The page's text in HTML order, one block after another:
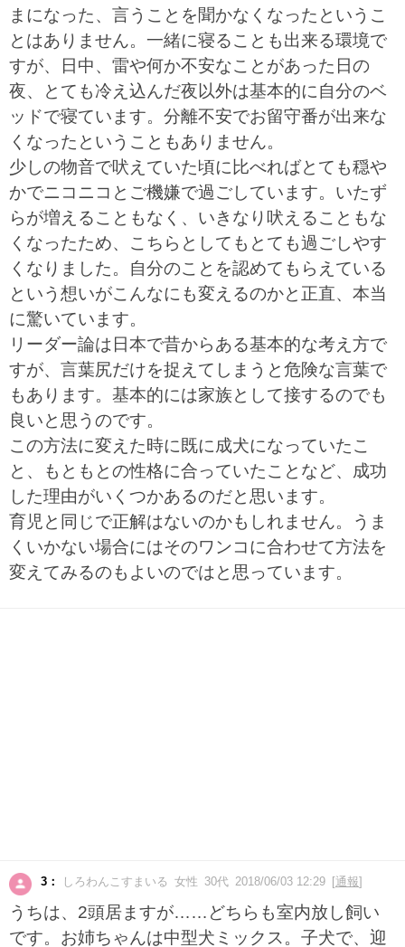
まになった、言うことを聞かなくなったというこ
とはありません。一緒に寝ることも出来る環境で
すが、日中、雷や何か不安なことがあった日の
夜、とても冷え込んだ夜以外は基本的に自分のベ
ッドで寝ています。分離不安でお留守番が出来な
くなったということもありません。
少しの物音で吠えていた頃に比べればとても穏や
かでニコニコとご機嫌で過ごしています。いたず
らが増えることもなく、いきなり吠えることもな
くなったため、こちらとしてもとても過ごしやす
くなりました。自分のことを認めてもらえている
という想いがこんなにも変えるのかと正直、本当
に驚いています。
リーダー論は日本で昔からある基本的な考え方で
すが、言葉尻だけを捉えてしまうと危険な言葉で
もあります。基本的には家族として接するのでも
良いと思うのです。
この方法に変えた時に既に成犬になっていたこ
と、もともとの性格に合っていたことなど、成功
した理由がいくつかあるのだと思います。
育児と同じで正解はないのかもしれません。うま
くいかない場合にはそのワンコに合わせて方法を
変えてみるのもよいのではと思っています。
3： しろわんこすまいる 女性 30代 2018/06/03 12:29 [通報]
うちは、2頭居ますが……どちらも室内放し飼い
です。お姉ちゃんは中型犬ミックス。子犬で、迎